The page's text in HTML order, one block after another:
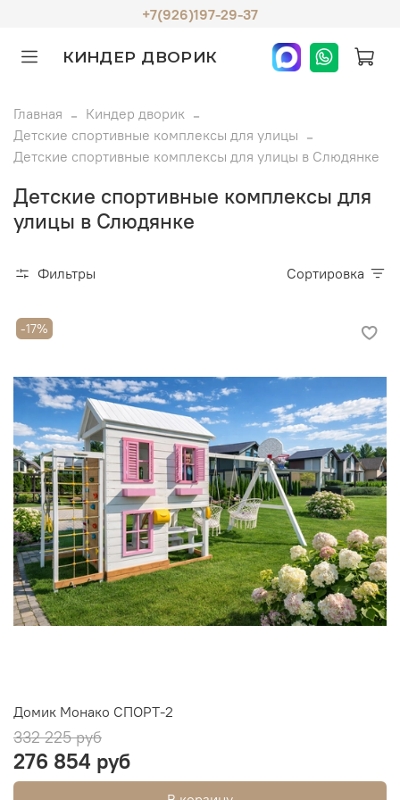
+7(926)197-29-37
КИНДЕР ДВОРИК
Главная
Киндер дворик
Детские спортивные комплексы для улицы
Детские спортивные комплексы для улицы в Слюдянке
Детские спортивные комплексы для
улицы в Слюдянке
Фильтры Сортировка
-17%
Домик Монако СПОРТ-2
332 225 руб
276 854 руб